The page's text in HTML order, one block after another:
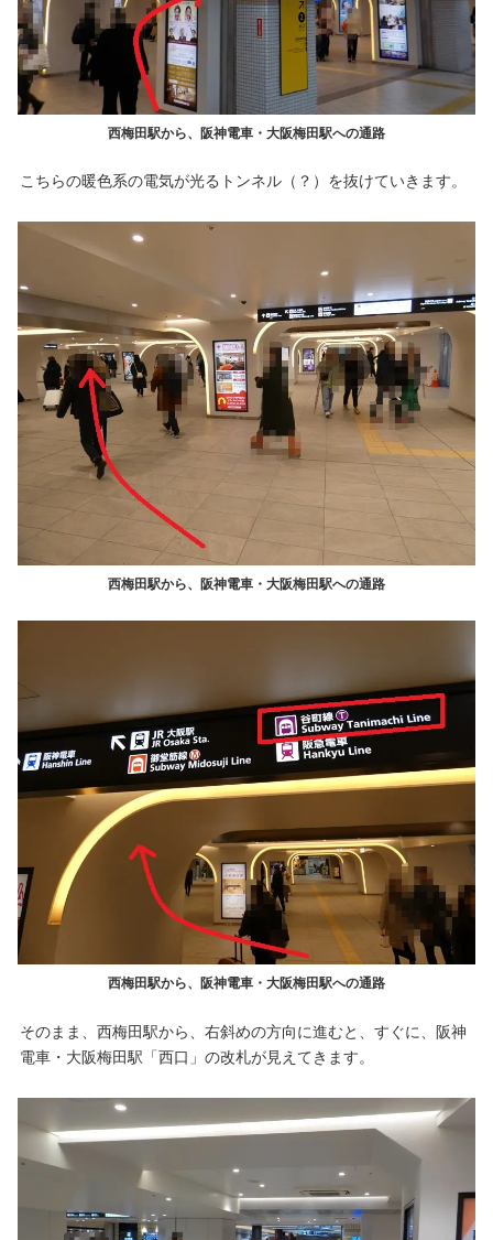
西梅田駅から、阪神電車・大阪梅田駅への通路
こちらの暖色系の電気が光るトンネル（？）を抜けていきます。
西梅田駅から、阪神電車・大阪梅田駅への通路
西梅田駅から、阪神電車・大阪梅田駅への通路
そのまま、西梅田駅から、右斜めの方向に進むと、すぐに、阪神
電車・大阪梅田駅「西口」の改札が見えてきます。